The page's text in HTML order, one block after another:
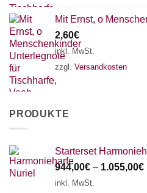
Mit Ernst, o
2,60€
inkl. MwSt.
zzgl. Versandkosten
PRODUKTE
Starterset
944,00€ – 1.055,00€
inkl. MwSt.